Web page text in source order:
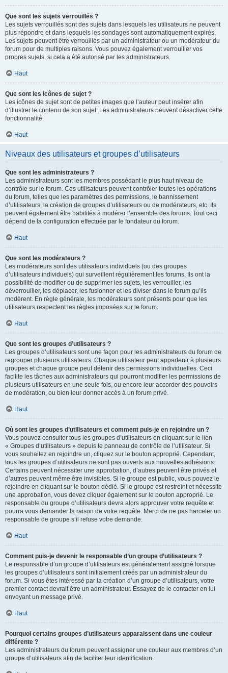
Que sont les sujets verrouillés ?
Les sujets verrouillés sont des sujets dans lesquels les utilisateurs ne peuvent
plus répondre et dans lesquels les sondages sont automatiquement expirés.
Les sujets peuvent être verrouillés par un administrateur ou un modérateur du
forum pour de multiples raisons. Vous pouvez également verrouiller vos
propres sujets, si cela a été autorisé par les administrateurs.
Haut
Que sont les icônes de sujet ?
Les icônes de sujet sont de petites images que l’auteur peut insérer afin
d’illustrer le contenu de son sujet. Les administrateurs peuvent désactiver cette
fonctionnalité.
Haut
Niveaux des utilisateurs et groupes d’utilisateurs
Que sont les administrateurs ?
Les administrateurs sont les membres possédant le plus haut niveau de
contrôle sur le forum. Ces utilisateurs peuvent contrôler toutes les opérations
du forum, telles que les paramètres des permissions, le bannissement
d’utilisateurs, la création de groupes d’utilisateurs ou de modérateurs, etc. Ils
peuvent également être habilités à modérer l’ensemble des forums. Tout ceci
dépend de la configuration effectuée par le fondateur du forum.
Haut
Que sont les modérateurs ?
Les modérateurs sont des utilisateurs individuels (ou des groupes
d’utilisateurs individuels) qui surveillent régulièrement les forums. Ils ont la
possibilité de modifier ou de supprimer les sujets, les verrouiller, les
déverrouiller, les déplacer, les fusionner et les diviser dans le forum qu’ils
modèrent. En règle générale, les modérateurs sont présents pour que les
utilisateurs respectent les règles imposées sur le forum.
Haut
Que sont les groupes d’utilisateurs ?
Les groupes d’utilisateurs sont une façon pour les administrateurs du forum de
regrouper plusieurs utilisateurs. Chaque utilisateur peut appartenir à plusieurs
groupes et chaque groupe peut détenir des permissions individuelles. Ceci
facilite les tâches aux administrateurs qui pourront modifier les permissions de
plusieurs utilisateurs en une seule fois, ou encore leur accorder des pouvoirs
de modération, ou bien leur donner accès à un forum privé.
Haut
Où sont les groupes d’utilisateurs et comment puis-je en rejoindre un ?
Vous pouvez consulter tous les groupes d’utilisateurs en cliquant sur le lien
« Groupes d’utilisateurs » depuis le panneau de contrôle de l’utilisateur. Si
vous souhaitez en rejoindre un, cliquez sur le bouton approprié. Cependant,
tous les groupes d’utilisateurs ne sont pas ouverts aux nouvelles adhésions.
Certains peuvent nécessiter une approbation, d’autres peuvent être privés et
d’autres peuvent même être invisibles. Si le groupe est public, vous pouvez le
rejoindre en cliquant sur le bouton dédié. Si le groupe est restreint et nécessite
une approbation, vous devez cliquer également sur le bouton approprié. Le
responsable du groupe d’utilisateurs devra alors approuver votre requête et
pourra vous demander la raison de votre requête. Merci de ne pas harceler un
responsable de groupe s’il refuse votre demande.
Haut
Comment puis-je devenir le responsable d’un groupe d’utilisateurs ?
Le responsable d’un groupe d’utilisateurs est généralement assigné lorsque
les groupes d’utilisateurs sont initialement créés par un administrateur du
forum. Si vous êtes intéressé par la création d’un groupe d’utilisateurs, votre
premier contact devrait être un administrateur. Essayez de le contacter en lui
envoyant un message privé.
Haut
Pourquoi certains groupes d’utilisateurs apparaissent dans une couleur
différente ?
Les administrateurs du forum peuvent assigner une couleur aux membres d’un
groupe d’utilisateurs afin de faciliter leur identification.